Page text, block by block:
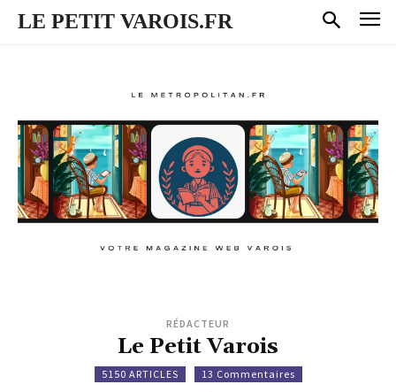
LE PETIT VAROIS.FR
RÉDACTEUR
Le Petit Varois
5150 ARTICLES 13 Commentaires